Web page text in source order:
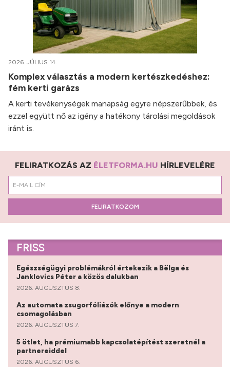
2026. JÚLIUS 14.
Komplex választás a modern kertészkedéshez:
fém kerti garázs
A kerti tevékenységek manapság egyre népszerűbbek, és
ezzel együtt nő az igény a hatékony tárolási megoldások
iránt is.
FELIRATKOZÁS AZ ÉLETFORMA.HU HÍRLEVELÉRE
FELIRATKOZOM
FRISS
Egészségügyi problémákról értekezik a Bëlga és
Janklovics Péter a közös dalukban
2026. AUGUSZTUS 8.
Az automata zsugorfóliázók előnye a modern
csomagolásban
2026. AUGUSZTUS 7.
5 ötlet, ha prémiumabb kapcsolatépítést szeretnél a
partnereiddel
2026. AUGUSZTUS 6.